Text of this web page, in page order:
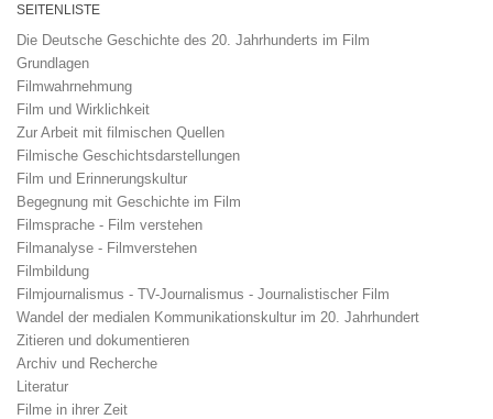
SEITENLISTE
Die Deutsche Geschichte des 20. Jahrhunderts im Film
Grundlagen
Filmwahrnehmung
Film und Wirklichkeit
Zur Arbeit mit filmischen Quellen
Filmische Geschichtsdarstellungen
Film und Erinnerungskultur
Begegnung mit Geschichte im Film
Filmsprache - Film verstehen
Filmanalyse - Filmverstehen
Filmbildung
Filmjournalismus - TV-Journalismus - Journalistischer Film
Wandel der medialen Kommunikationskultur im 20. Jahrhundert
Zitieren und dokumentieren
Archiv und Recherche
Literatur
Filme in ihrer Zeit